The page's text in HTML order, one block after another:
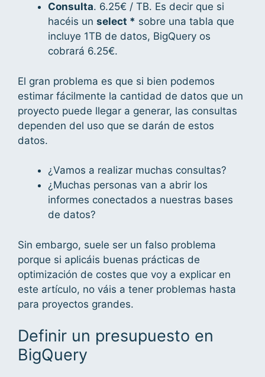
Consulta. 6.25€ / TB. Es decir que si
hacéis un select * sobre una tabla que
incluye 1TB de datos, BigQuery os
cobrará 6.25€.
El gran problema es que si bien podemos
estimar fácilmente la cantidad de datos que un
proyecto puede llegar a generar, las consultas
dependen del uso que se darán de estos
datos.
¿Vamos a realizar muchas consultas?
¿Muchas personas van a abrir los
informes conectados a nuestras bases
de datos?
Sin embargo, suele ser un falso problema
porque si aplicáis buenas prácticas de
optimización de costes que voy a explicar en
este artículo, no váis a tener problemas hasta
para proyectos grandes.
Definir un presupuesto en
BigQuery